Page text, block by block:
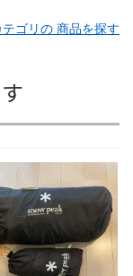
テゴリの 商品を探す